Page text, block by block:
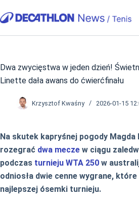
do
Dwa zwycięstwa w jeden dzień!
Linette dała awans do ćwierćfinału
Krzysztof Kwaśny 2026-01-15
Na skutek kapryśnej pogody Magda
rozegrać dwa mecze w ciągu
podczas turnieju WTA 250 w
odniosła dwie cenne wygrane, które
najlepszej ósemki turnieju.